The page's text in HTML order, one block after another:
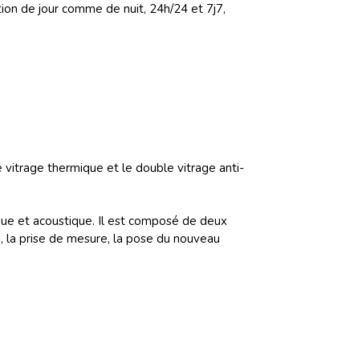
de jour comme de nuit, 24h/24 et 7j7,
vitrage thermique et le double vitrage anti-
et acoustique. Il est composé de deux
prise de mesure, la pose du nouveau